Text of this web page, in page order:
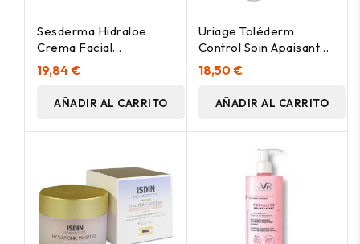
Sesderma Hidraloe
Crema Facial
Hidratante, 50 Ml
19,84 €
AÑADIR AL CARRITO
Uriage Toléderm
Control Soin Apaisant
Riche 40Ml
18,50 €
AÑADIR AL CARRITO